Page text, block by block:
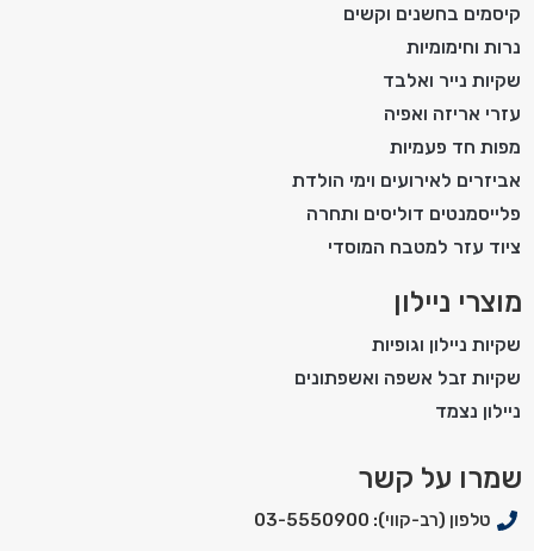
קיסמים בחשנים וקשים
נרות וחימומיות
שקיות נייר ואלבד
עזרי אריזה ואפיה
מפות חד פעמיות
אביזרים לאירועים וימי הולדת
פלייסמנטים דוליסים ותחרה
ציוד עזר למטבח המוסדי
מוצרי ניילון
שקיות ניילון וגופיות
שקיות זבל אשפה ואשפתונים
ניילון נצמד
שמרו על קשר
טלפון (רב-קווי): 03-5550900